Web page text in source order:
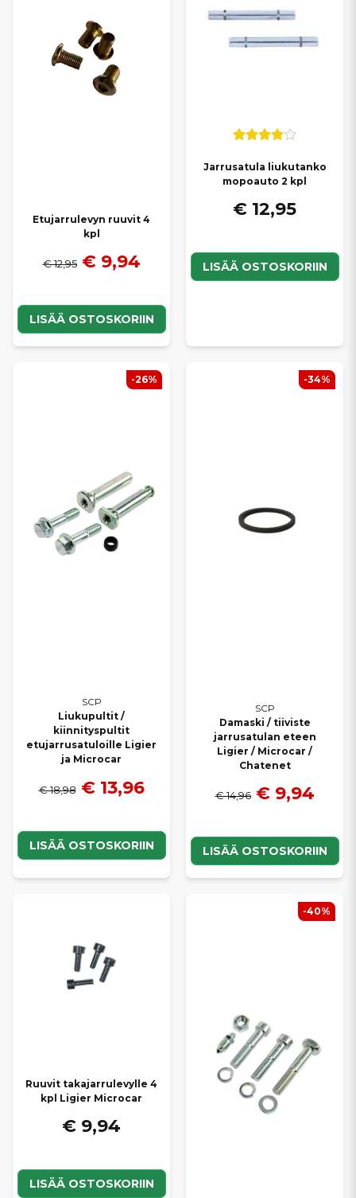
Etujarrulevyn ruuvit 4
kpl
€ 12,95 € 9,94
LISÄÄ OSTOSKORIIN
Jarrusatula liukutanko
mopoauto 2 kpl
€ 12,95
LISÄÄ OSTOSKORIIN
SCP
Liukupultit /
kiinnityspultit
etujarrusatuloille Ligier
ja Microcar
€ 18,98 € 13,96
LISÄÄ OSTOSKORIIN
-26%
SCP
Damaski / tiiviste
jarrusatulan eteen
Ligier / Microcar /
Chatenet
€ 14,96 € 9,94
LISÄÄ OSTOSKORIIN
-34%
Ruuvit takajarrulevylle 4
kpl Ligier Microcar
€ 9,94
LISÄÄ OSTOSKORIIN
-40%